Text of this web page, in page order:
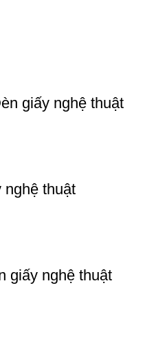
giấy nghệ thuật
thuật
giấy nghệ thuật